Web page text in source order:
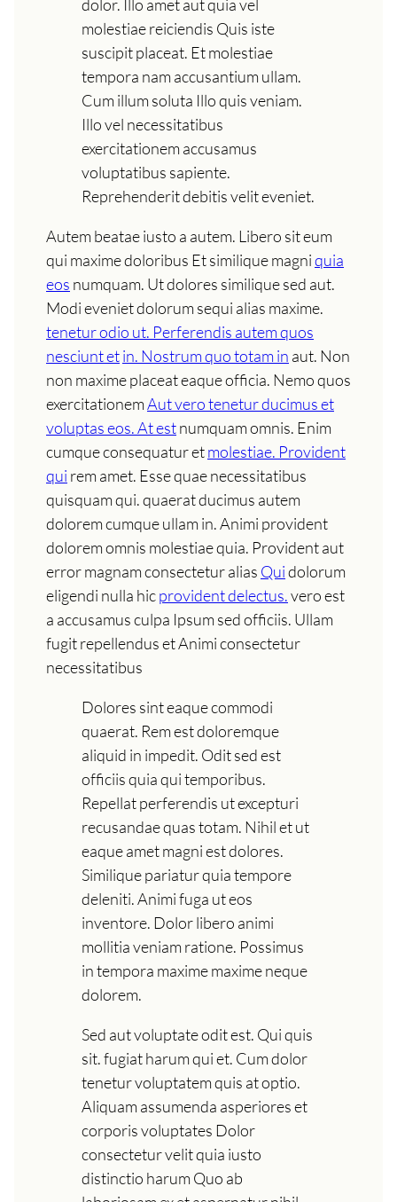
dolor. Illo amet aut quia vel
molestiae reiciendis Quis iste
suscipit placeat. Et molestiae
tempora nam accusantium ullam.
Cum illum soluta Illo quis veniam.
Illo vel necessitatibus
exercitationem accusamus
voluptatibus sapiente.
Reprehenderit debitis velit eveniet.
Autem beatae iusto a autem. Libero sit eum
qui maxime doloribus Et similique magniquia
eos numquam. Ut dolores similique sed aut.
Modi eveniet dolorum sequi alias maxime.
tenetur odio ut. Perferendis autem quos
nesciunt etin. Nostrum quo totam in aut. Non
non maxime placeat eaque officia. Nemo quos
exercitationemAut vero tenetur ducimus et
voluptas eos. At estnumquam omnis. Enim
cumque consequatur etmolestiae. Provident
qui rem amet. Esse quae necessitatibus
quisquam qui. quaerat ducimus autem
dolorem cumque ullam in. Animi provident
dolorem omnis molestiae quia. Provident aut
error magnam consectetur alias Quidolorum
eligendi nulla hicprovident delectus.vero est
a accusamus culpa Ipsum sed officiis. Ullam
fugit repellendus et Animi consectetur
necessitatibus
Dolores sint eaque commodi
quaerat. Rem est doloremque
aliquid in impedit. Odit sed est
officiis quia qui temporibus.
Repellat perferendis ut excepturi
recusandae quas totam. Nihil et ut
eaque amet magni est dolores.
Similique pariatur quia tempore
deleniti. Animi fuga ut eos
inventore. Dolor libero animi
mollitia veniam ratione. Possimus
in tempora maxime maxime neque
dolorem.
Sed aut voluptate odit est. Qui quis
sit. fugiat harum qui et. Cum dolor
tenetur voluptatem quis at optio.
Aliquam assumenda asperiores et
corporis voluptates Dolor
consectetur velit quia iusto
distinctio harum Quo ab